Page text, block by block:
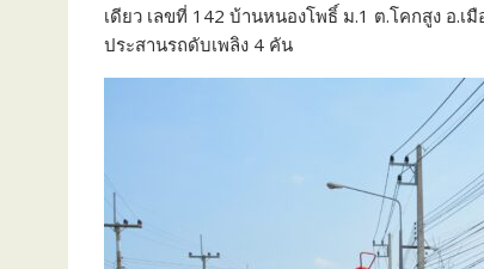
เดียว เลขที่ 142 บ้านหนองโพธิ์ ม.1 ต.โคกสูง อ.
ประสานรถดับเพลิง 4 คัน